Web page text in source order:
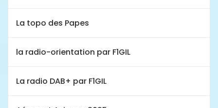
La topo des Papes
la radio-orientation par F1GIL
La radio DAB+ par F1GIL